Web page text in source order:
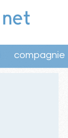
compagnie